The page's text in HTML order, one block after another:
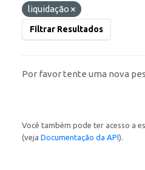
liquidação
Filtrar Resultados
Por favor tente uma nova
Você também pode ter acesso a
(veja Documentação da API).